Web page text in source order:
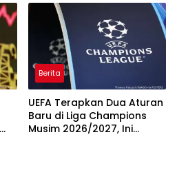
Berita
UEFA Terapkan Dua Aturan
Baru di Liga Champions
Musim 2026/2027, Ini